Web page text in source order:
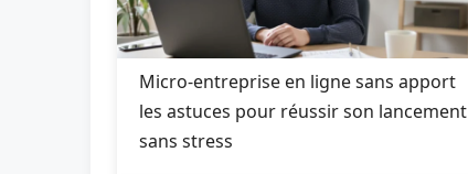
Micro-entreprise en ligne sans apport
les astuces pour réussir son lancement
sans stress